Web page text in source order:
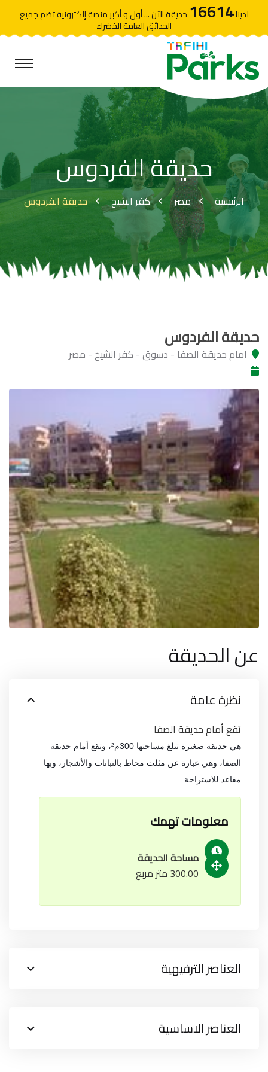
لدينا16614 حديقة الآن ... أول و أكبر منصة إلكترونية تضم جميع
الحدائق العامة الخضراء
حديقة الفردوس
الرئيسية مصر كفر الشيخ حديقة الفردوس
حديقة الفردوس
امام حديقة الصفا - دسوق - كفر الشيخ - مصر
عن الحديقة
نظرة عامة
تقع أمام حديقة الصفا
هي حديقة صغيرة تبلغ مساحتها 300م²، وتقع أمام حديقة
الصفا، وهي عبارة عن مثلث محاط بالنباتات والأشجار، وبها
مقاعد للاستراحة.
معلومات تهمك
مساحة الحديقة
300.00 متر مربع
العناصر الترفيهية
العناصر الاساسية